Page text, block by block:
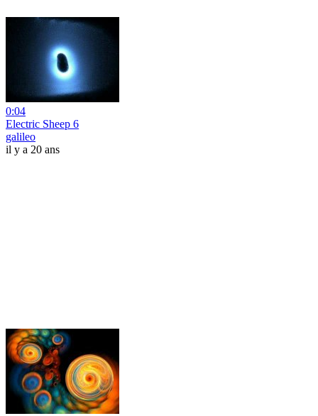
0:04
Electric Sheep 6
galileo
il y a 20 ans